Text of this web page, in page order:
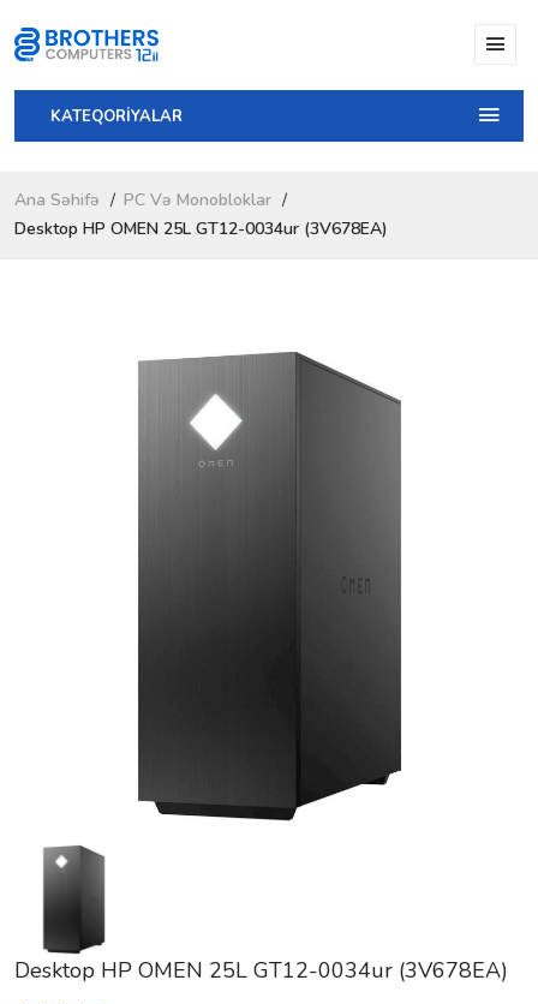
KATEQORİYALAR
Ana Səhifə
PC Və Monobloklar
Desktop HP OMEN 25L GT12-0034ur (3V678EA)
Desktop HP OMEN 25L GT12-0034ur (3V678EA)